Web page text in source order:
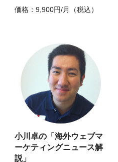
価格：9,900円/月（税込）
小川卓の「海外ウェブマ
ーケティングニュース解
説」